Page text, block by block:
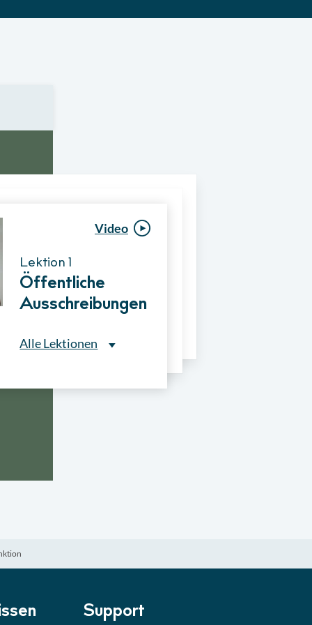
Video
Lektion 1
Öffentliche
Ausschreibungen
Alle Lektionen
Vergabeverfahre
Alle Lektionen
im Vergabeverfahren► 3:18 Min
von Angeboten Lektion
Support